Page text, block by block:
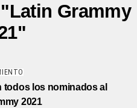
Grammy
todos los nominados al
2021